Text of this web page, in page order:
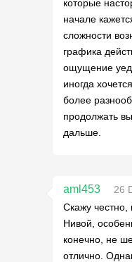
которые
начале
сложности
графика
ощущение
иногда
более
продолжать
дальше.
aml453
26
Скажу честно,
Нивой,
конечно, не
отлично.